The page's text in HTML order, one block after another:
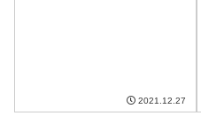
2021.12.27